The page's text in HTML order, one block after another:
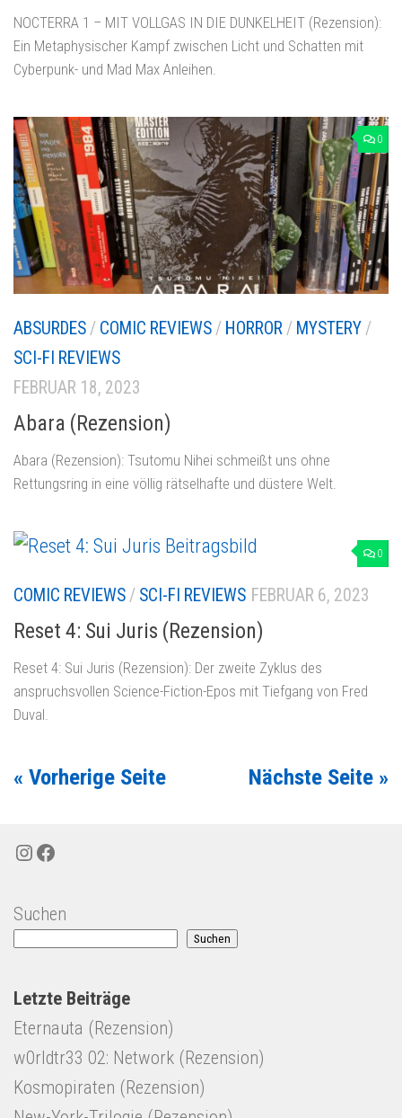
NOCTERRA 1 – MIT VOLLGAS IN DIE DUNKELHEIT (Rezension):
Ein Metaphysischer Kampf zwischen Licht und Schatten mit
Cyberpunk- und Mad Max Anleihen.
0
ABSURDES / COMIC REVIEWS / HORROR / MYSTERY /
SCI-FI REVIEWS
FEBRUAR 18, 2023
Abara (Rezension)
Abara (Rezension): Tsutomu Nihei schmeißt uns ohne
Rettungsring in eine völlig rätselhafte und düstere Welt.
0
COMIC REVIEWS / SCI-FI REVIEWS FEBRUAR 6, 2023
Reset 4: Sui Juris (Rezension)
Reset 4: Sui Juris (Rezension): Der zweite Zyklus des
anspruchsvollen Science-Fiction-Epos mit Tiefgang von Fred
Duval.
« Vorherige Seite Nächste Seite »
Instagram
Facebook
Suchen
Suchen
Letzte Beiträge
Eternauta (Rezension)
w0rldtr33 02: Network (Rezension)
Kosmopiraten (Rezension)